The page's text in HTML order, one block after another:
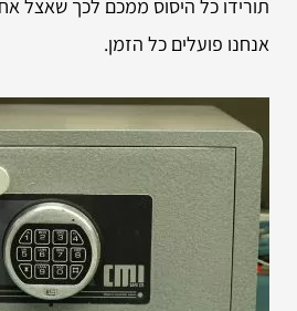
תורידו כל היסוס ממכם לכך שאצל
אנחנו פועלים כל הזמן.